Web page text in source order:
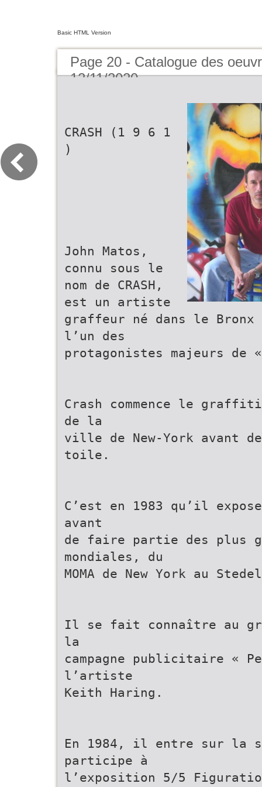
Basic HTML Version
Page 20 - Catalogue des
12/11/2020
CRASH (1 9 6 1
)
John Matos,
connu sous le
nom de CRASH,
est un artiste
graffeur né dans le
l’un des
protagonistes majeurs
Crash commence le
de la
ville de New-York avant
toile.
C’est en 1983 qu’il
avant
de faire partie des plus
mondiales, du
MOMA de New York au
Il se fait connaître au
la
campagne publicitaire «
l’artiste
Keith Haring.
En 1984, il entre sur la
participe à
l’exposition 5/5